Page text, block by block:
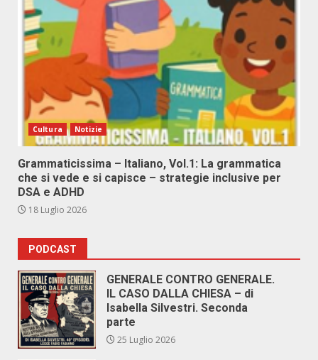
Cultura Notizie
Grammaticissima – Italiano, Vol.1: La grammatica
che si vede e si capisce – strategie inclusive per
DSA e ADHD
18 Luglio 2026
PODCAST
GENERALE CONTRO GENERALE.
IL CASO DALLA CHIESA – di
Isabella Silvestri. Seconda
parte
25 Luglio 2026